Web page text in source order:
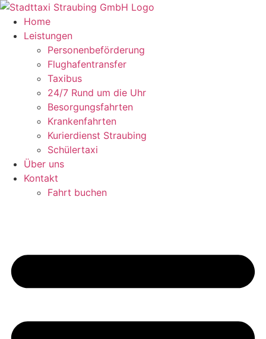
Zum
Inhalt
springen
Home
Leistungen
Personenbeförderung
Flughafentransfer
Taxibus
24/7 Rund um die Uhr
Besorgungsfahrten
Krankenfahrten
Kurierdienst Straubing
Schülertaxi
Über uns
Kontakt
Fahrt buchen